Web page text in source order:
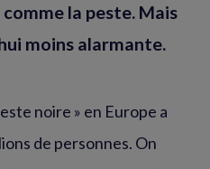
la peste. Mais
moins alarmante.
noire » en Europe a
de personnes. On